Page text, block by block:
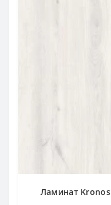
Ламинат